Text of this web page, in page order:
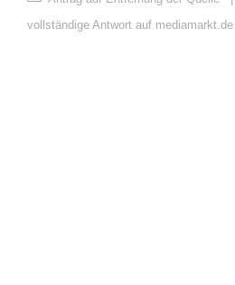
vollständige Antwort auf